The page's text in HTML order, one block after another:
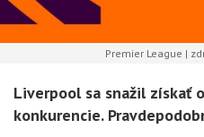
Premier League |
Liverpool sa snažil získať
konkurencie.